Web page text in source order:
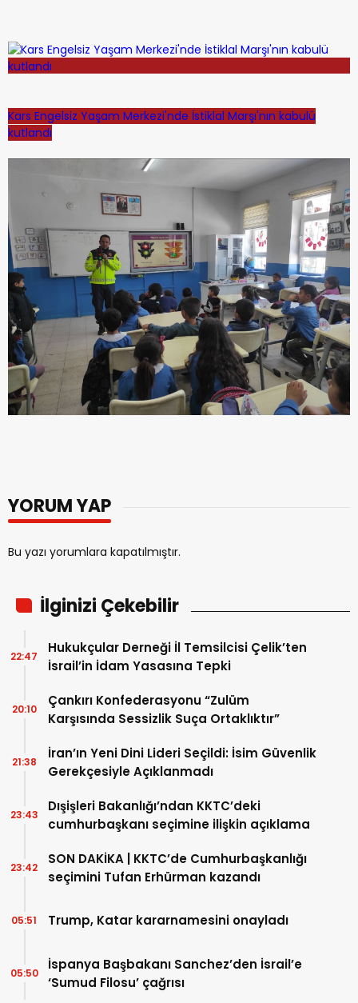
Kars Engelsiz Yaşam Merkezi'nde İstiklal Marşı'nın kabulü
kutlandı
YORUM YAP
Bu yazı yorumlara kapatılmıştır.
İlginizi Çekebilir
Hukukçular Derneği İl Temsilcisi Çelik’ten
İsrail’in İdam Yasasına Tepki
22:47
Çankırı Konfederasyonu “Zulüm
Karşısında Sessizlik Suça Ortaklıktır”
20:10
İran’ın Yeni Dini Lideri Seçildi: İsim Güvenlik
Gerekçesiyle Açıklanmadı
21:38
Dışişleri Bakanlığı’ndan KKTC’deki
cumhurbaşkanı seçimine ilişkin açıklama
23:43
SON DAKİKA | KKTC’de Cumhurbaşkanlığı
seçimini Tufan Erhürman kazandı
23:42
Trump, Katar kararnamesini onayladı
05:51
İspanya Başbakanı Sanchez’den İsrail’e
‘Sumud Filosu’ çağrısı
05:50